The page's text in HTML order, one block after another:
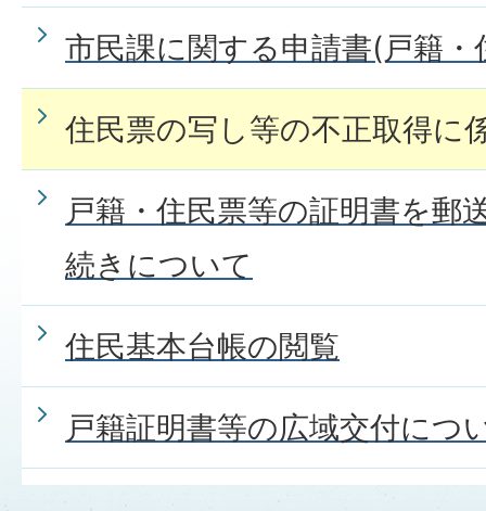
市民課に関する申請書(戸籍・
住民票の写し等の不正取得に
戸籍・住民票等の証明書を郵
続きについて
住民基本台帳の閲覧
戸籍証明書等の広域交付につ